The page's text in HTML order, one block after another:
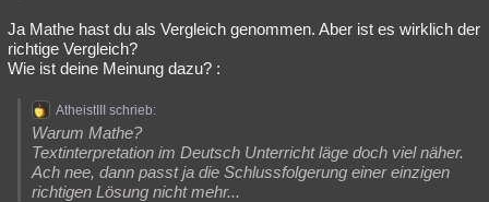
Ja Mathe hast du als Vergleich genommen. Aber ist es wirklich der
richtige Vergleich?
Wie ist deine Meinung dazu? :
AtheistIII schrieb:
Warum Mathe?
Textinterpretation im Deutsch Unterricht läge doch viel näher.
Ach nee, dann passt ja die Schlussfolgerung einer einzigen
richtigen Lösung nicht mehr...